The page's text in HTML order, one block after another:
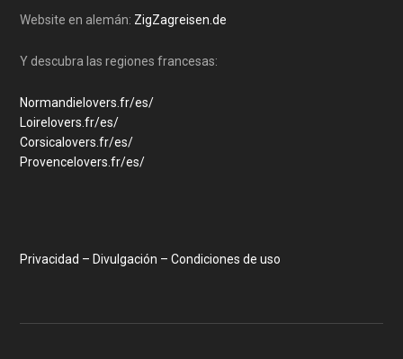
Disculpe de antemano cualquier error de lenguaje. El
Website en alemán: ZigZagreisen.de
Y descubra las regiones francesas:
Normandielovers.fr/es/
Loirelovers.fr/es/
Corsicalovers.fr/es/
Provencelovers.fr/es/
Privacidad – Divulgación – Condiciones de uso